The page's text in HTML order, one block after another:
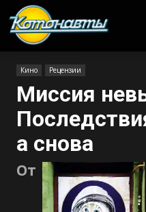
Кино Рецензии
Миссия
а снова
От